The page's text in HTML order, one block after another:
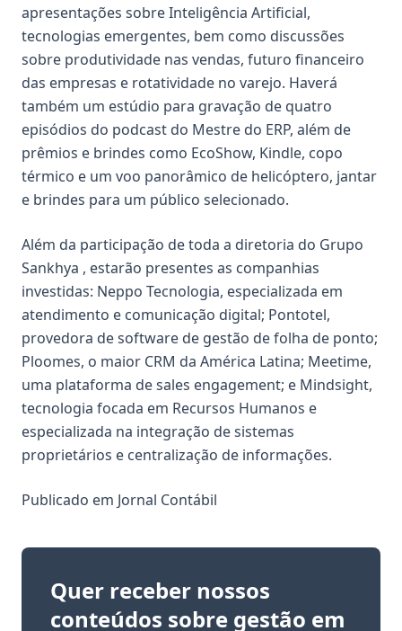
apresentações sobre Inteligência Artificial,
tecnologias emergentes, bem como discussões
sobre produtividade nas vendas, futuro financeiro
das empresas e rotatividade no varejo. Haverá
também um estúdio para gravação de quatro
episódios do podcast do Mestre do ERP, além de
prêmios e brindes como EcoShow, Kindle, copo
térmico e um voo panorâmico de helicóptero, jantar
e brindes para um público selecionado.
Além da participação de toda a diretoria do Grupo
Sankhya , estarão presentes as companhias
investidas: Neppo Tecnologia, especializada em
atendimento e comunicação digital; Pontotel,
provedora de software de gestão de folha de ponto;
Ploomes, o maior CRM da América Latina; Meetime,
uma plataforma de sales engagement; e Mindsight,
tecnologia focada em Recursos Humanos e
especializada na integração de sistemas
proprietários e centralização de informações.
Publicado em Jornal Contábil
Quer receber nossos
conteúdos sobre gestão em